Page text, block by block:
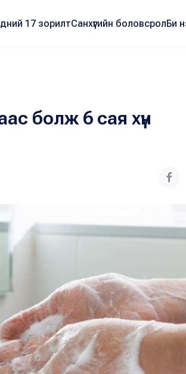
17 зорилтСанхүүгийн боловсролБи
болж 6 сая хүн